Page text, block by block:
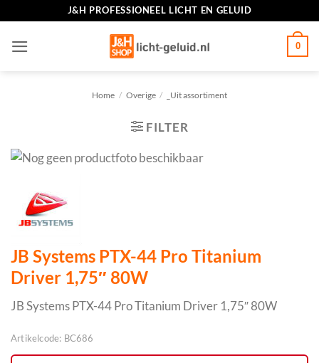
inhoud
J&H PROFESSIONEEL LICHT EN GELUID
0
Home / Overige / _Uit assortiment
FILTER
JB Systems PTX-44 Pro Titanium
Driver 1,75″ 80W
JB Systems PTX-44 Pro Titanium Driver 1,75″ 80W
Artikelcode: BC686